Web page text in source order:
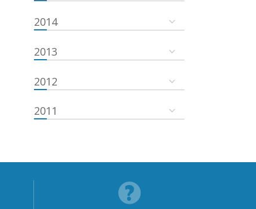
2014
2013
2012
2011